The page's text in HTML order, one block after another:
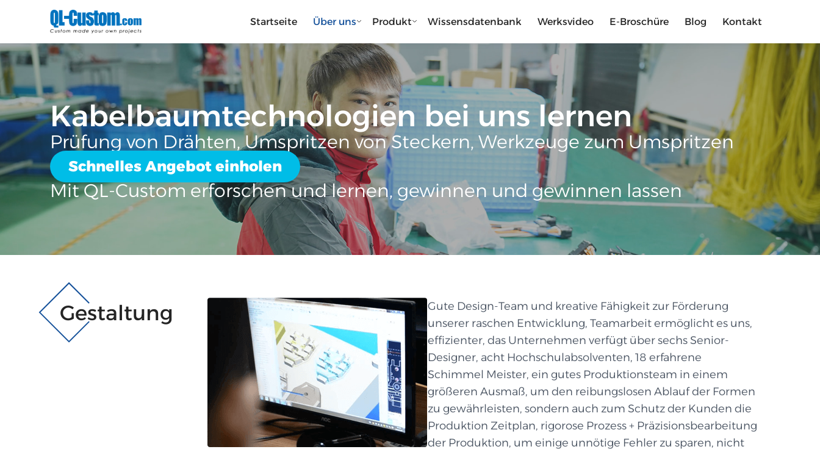
Startseite Über uns Produkt Wissensdatenbank Werksvideo E-Broschüre Blog Kontakt
Kabelbaumtechnologien bei uns lernen
Prüfung von Drähten, Umspritzen von Steckern, Werkzeuge zum Umspritzen
Schnelles Angebot einholen
Mit QL-Custom erforschen und lernen, gewinnen und gewinnen lassen
Gestaltung
Gute Design-Team und kreative Fähigkeit zur Förderung
unserer raschen Entwicklung, Teamarbeit ermöglicht es uns,
effizienter, das Unternehmen verfügt über sechs Senior-
Designer, acht Hochschulabsolventen, 18 erfahrene
Schimmel Meister, ein gutes Produktionsteam in einem
größeren Ausmaß, um den reibungslosen Ablauf der Formen
zu gewährleisten, sondern auch zum Schutz der Kunden die
Produktion Zeitplan, rigorose Prozess + Präzisionsbearbeitung
der Produktion, um einige unnötige Fehler zu sparen, nicht